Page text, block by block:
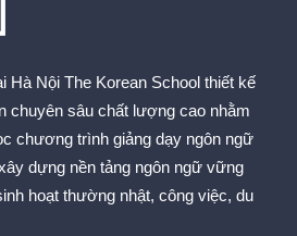
Hà Nội The Korean School thiết kế
chuyên sâu chất lượng cao nhằm
chương trình giảng dạy ngôn ngữ
dựng nền tảng ngôn ngữ vững
hoạt thường nhật, công việc, du